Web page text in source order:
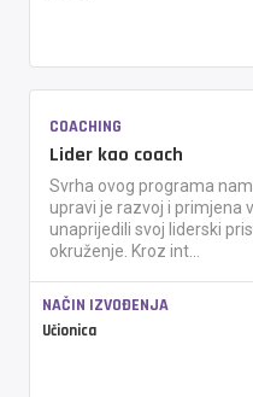
COACHING
Lider kao coach
Svrha ovog programa
upravi je razvoj i primjena
unaprijedili svoj liderski
okruženje. Kroz int...
NAČIN IZVOĐENJA
Učionica